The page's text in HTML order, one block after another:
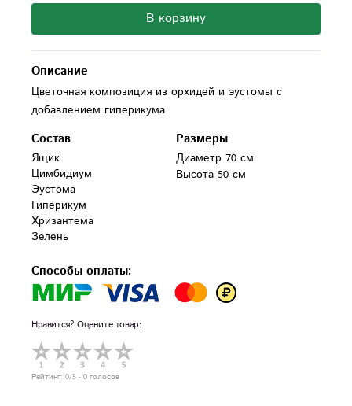
В корзину
Описание
Цветочная композиция из орхидей и эустомы с
добавлением гиперикума
Состав
Ящик
Цимбидиум
Эустома
Гиперикум
Хризантема
Зелень
Размеры
Диаметр 70 см
Высота 50 см
Способы оплаты:
Нравится? Оцените товар:
Рейтинг: 0/5 - 0 голосов